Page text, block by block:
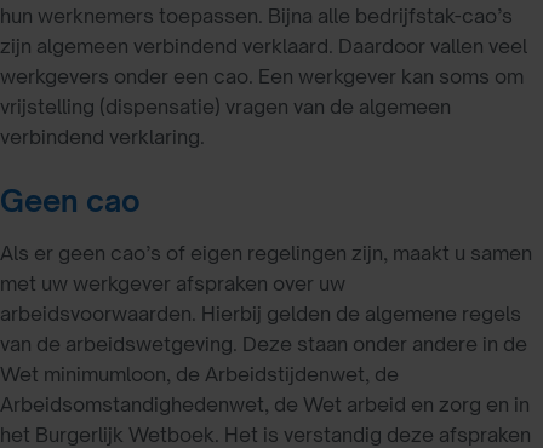
hun werknemers toepassen. Bijna alle bedrijfstak-cao’s
zijn algemeen verbindend verklaard. Daardoor vallen veel
werkgevers onder een cao. Een werkgever kan soms om
vrijstelling (dispensatie) vragen van de algemeen
verbindend verklaring.
Geen cao
Als er geen cao’s of eigen regelingen zijn, maakt u samen
met uw werkgever afspraken over uw
arbeidsvoorwaarden. Hierbij gelden de algemene regels
van de arbeidswetgeving. Deze staan onder andere in de
Wet minimumloon, de Arbeidstijdenwet, de
Arbeidsomstandighedenwet, de Wet arbeid en zorg en in
het Burgerlijk Wetboek. Het is verstandig deze afspraken